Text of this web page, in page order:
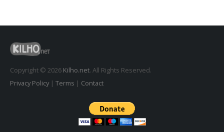
홈페이지 리뉴얼 작업 완료
2026년 8월 7일
Copyright © 2026 Kilho.net. All Rights Reserved.
Privacy Policy| Terms | Contact